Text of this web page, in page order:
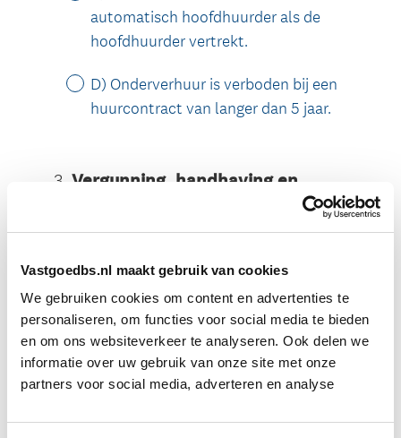
Vastgoedbs.nl maakt gebruik van cookies
We gebruiken cookies om content en advertenties te
personaliseren, om functies voor social media te bieden
en om ons websiteverkeer te analyseren. Ook delen we
informatie over uw gebruik van onze site met onze
partners voor social media, adverteren en analyse